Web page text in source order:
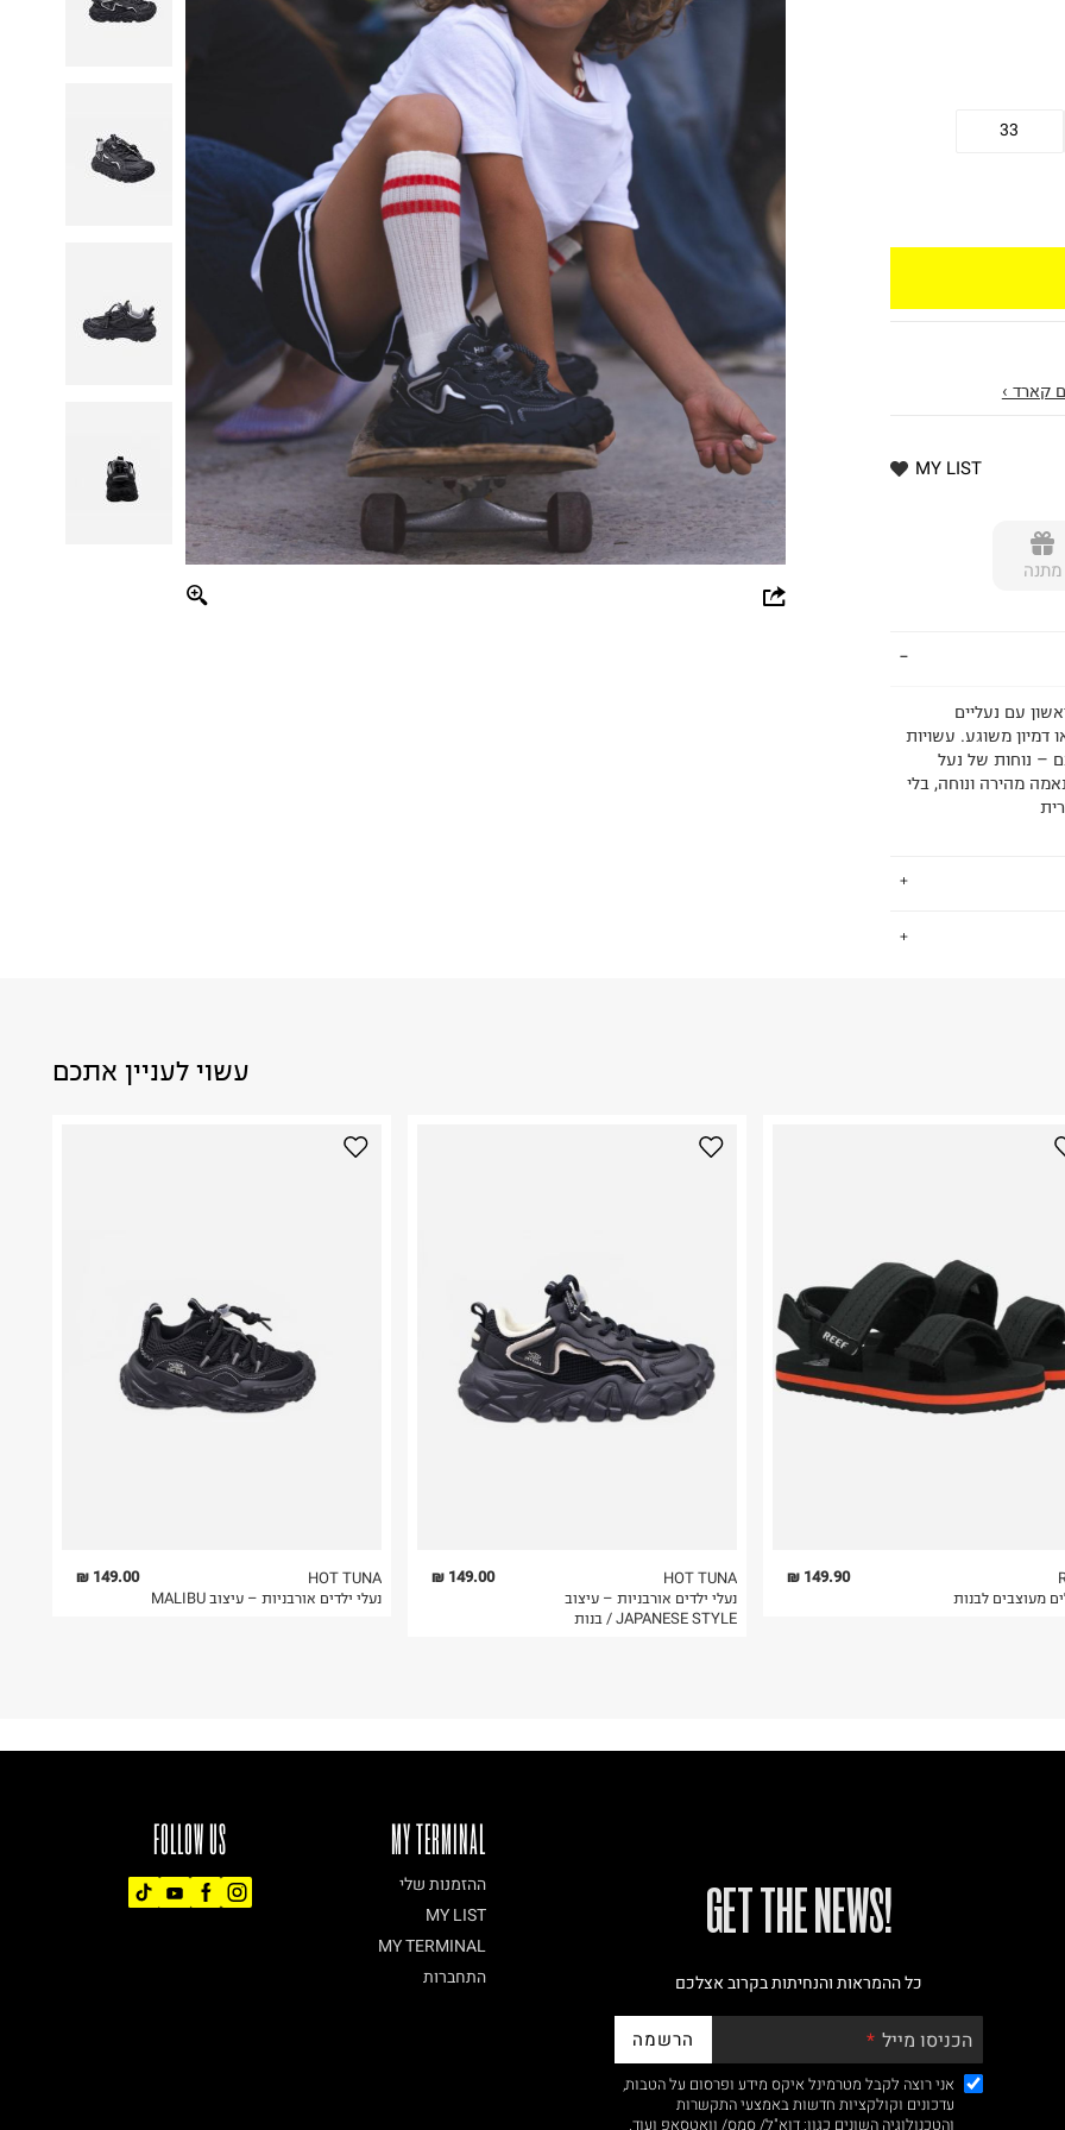
33
קארד ›
MY LIST
מתנה
עם נעליים
דמיון משוגע. עשויות
– נוחות של נעל
מהירה ונוחה, בלי
על גבי החבילה
בלבד. לא ניתן
עשוי לעניין אתכם
149.00 ₪
HOT TUNA
נעלי ילדים אורבניות – עיצוב MALIBU
149.00 ₪
HOT TUNA
נעלי ילדים אורבניות – עיצוב
JAPANESE STYLE / בנות
149.90 ₪
מעוצבים לבנות
FOLLOW US MY TERMINAL
ההזמנות שלי
MY LIST
MY TERMINAL
התחברות
!GET THE NEWS
כל ההמראות והנחיתות בקרוב אצלכם
הכניסו מייל הרשמה
אני רוצה לקבל מטרמינל איקס מידע ופרסום על הטבות,
עדכונים וקולקציות חדשות באמצעי התקשרות
והטכנולוגיה השונים כגון: דוא"ל/ סמס/ וואטסאפ ועוד.